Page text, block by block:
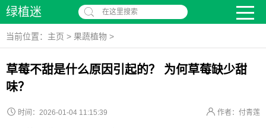
绿植迷 在这里搜索
当前位置： 主页 > 果蔬植物 >
草莓不甜是什么原因引起的？ 为何草莓缺少甜
味？
时间：2026-01-04 11:15:39 作者：付青莲